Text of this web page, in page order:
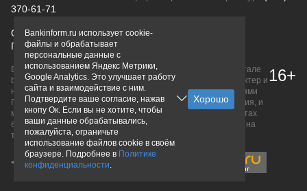
370-61-71
О проектеПолитика конфиденциальности
Правовая информацияДля рекламодателей
Вся информация о продуктах банков, размещенная на портале
bankinform.ru, носит исключительно ознакомительный характер и
не является публичной офертой, определяемой положениями
ГК РФ. Информация не содержит точного и полного описания, и
может быть изменена. Конечные условия уточняйте на сайтах
банков или при личном обращении. Исключительное право на
товарные знаки принадлежит их правообладателям.
16+
Bankinform.ru использует cookie-
файлы и обрабатывает
персональные данные с
использованием Яндекс Метрики,
Google Analytics. Это улучшает работу
сайта и взаимодействие с ним.
Подтвердите ваше согласие, нажав
кнопу Ок. Если вы не хотите, чтобы
ваши данные обрабатывались,
пожалуйста, ограничьте
использование файлов cookie в своём
браузере. Подробнее в Политике
конфиденциальности.